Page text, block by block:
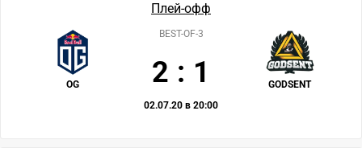
Плей-офф
OG GODSENT
BEST-OF-3
2 : 1
02.07.20 в 20:00